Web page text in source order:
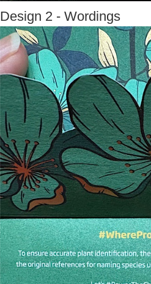
Design 2 - Wordings